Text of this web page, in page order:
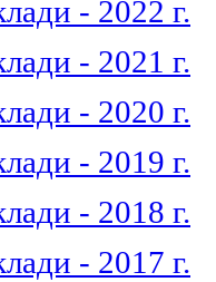
- 2022 г.
- 2021 г.
- 2020 г.
- 2019 г.
- 2018 г.
- 2017 г.